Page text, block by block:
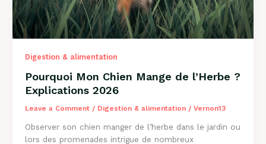
Digestion & alimentation
Pourquoi Mon Chien Mange de l’Herbe ?
Explications 2026
Leave a Comment / Digestion & alimentation/ Vernon13
Observer son chien manger de l’herbe dans le jardin ou
lors des promenades intrigue de nombreux